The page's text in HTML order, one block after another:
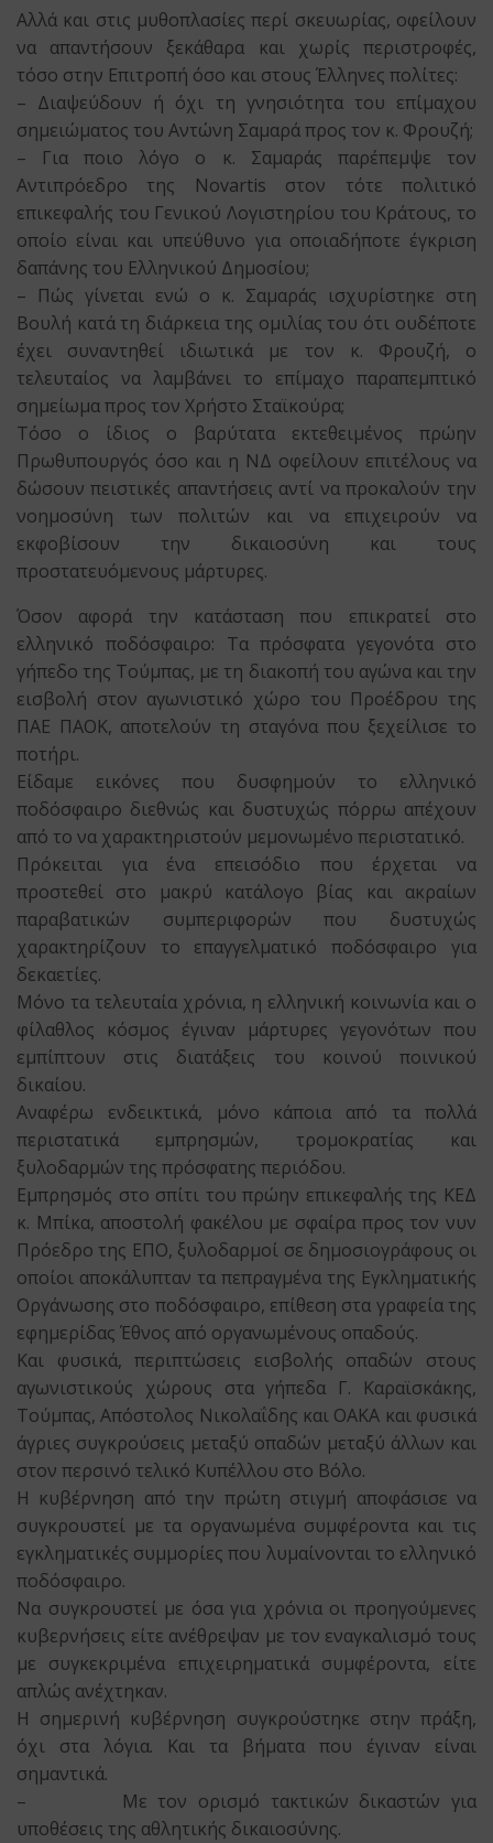
Αλλά και στις μυθοπλασίες περί σκευωρίας, οφείλουν
να απαντήσουν ξεκάθαρα και χωρίς περιστροφές,
τόσο στην Επιτροπή όσο και στους Έλληνες πολίτες:
– Διαψεύδουν ή όχι τη γνησιότητα του επίμαχου
σημειώματος του Αντώνη Σαμαρά προς τον κ. Φρουζή;
– Για ποιο λόγο ο κ. Σαμαράς παρέπεμψε τον
Αντιπρόεδρο της Novartis στον τότε πολιτικό
επικεφαλής του Γενικού Λογιστηρίου του Κράτους, το
οποίο είναι και υπεύθυνο για οποιαδήποτε έγκριση
δαπάνης του Ελληνικού Δημοσίου;
– Πώς γίνεται ενώ ο κ. Σαμαράς ισχυρίστηκε στη
Βουλή κατά τη διάρκεια της ομιλίας του ότι ουδέποτε
έχει συναντηθεί ιδιωτικά με τον κ. Φρουζή, ο
τελευταίος να λαμβάνει το επίμαχο παραπεμπτικό
σημείωμα προς τον Χρήστο Σταϊκούρα;
Τόσο ο ίδιος ο βαρύτατα εκτεθειμένος πρώην
Πρωθυπουργός όσο και η ΝΔ οφείλουν επιτέλους να
δώσουν πειστικές απαντήσεις αντί να προκαλούν την
νοημοσύνη των πολιτών και να επιχειρούν να
εκφοβίσουν την δικαιοσύνη και τους
προστατευόμενους μάρτυρες.
Όσον αφορά την κατάσταση που επικρατεί στο
ελληνικό ποδόσφαιρο: Τα πρόσφατα γεγονότα στο
γήπεδο της Τούμπας, με τη διακοπή του αγώνα και την
εισβολή στον αγωνιστικό χώρο του Προέδρου της
ΠΑΕ ΠΑΟΚ, αποτελούν τη σταγόνα που ξεχείλισε το
ποτήρι.
Είδαμε εικόνες που δυσφημούν το ελληνικό
ποδόσφαιρο διεθνώς και δυστυχώς πόρρω απέχουν
από το να χαρακτηριστούν μεμονωμένο περιστατικό.
Πρόκειται για ένα επεισόδιο που έρχεται να
προστεθεί στο μακρύ κατάλογο βίας και ακραίων
παραβατικών συμπεριφορών που δυστυχώς
χαρακτηρίζουν το επαγγελματικό ποδόσφαιρο για
δεκαετίες.
Μόνο τα τελευταία χρόνια, η ελληνική κοινωνία και ο
φίλαθλος κόσμος έγιναν μάρτυρες γεγονότων που
εμπίπτουν στις διατάξεις του κοινού ποινικού
δικαίου.
Αναφέρω ενδεικτικά, μόνο κάποια από τα πολλά
περιστατικά εμπρησμών, τρομοκρατίας και
ξυλοδαρμών της πρόσφατης περιόδου.
Εμπρησμός στο σπίτι του πρώην επικεφαλής της ΚΕΔ
κ. Μπίκα, αποστολή φακέλου με σφαίρα προς τον νυν
Πρόεδρο της ΕΠΟ, ξυλοδαρμοί σε δημοσιογράφους οι
οποίοι αποκάλυπταν τα πεπραγμένα της Εγκληματικής
Οργάνωσης στο ποδόσφαιρο, επίθεση στα γραφεία της
εφημερίδας Έθνος από οργανωμένους οπαδούς.
Και φυσικά, περιπτώσεις εισβολής οπαδών στους
αγωνιστικούς χώρους στα γήπεδα Γ. Καραϊσκάκης,
Τούμπας, Απόστολος Νικολαΐδης και ΟΑΚΑ και φυσικά
άγριες συγκρούσεις μεταξύ οπαδών μεταξύ άλλων και
στον περσινό τελικό Κυπέλλου στο Βόλο.
Η κυβέρνηση από την πρώτη στιγμή αποφάσισε να
συγκρουστεί με τα οργανωμένα συμφέροντα και τις
εγκληματικές συμμορίες που λυμαίνονται το ελληνικό
ποδόσφαιρο.
Να συγκρουστεί με όσα για χρόνια οι προηγούμενες
κυβερνήσεις είτε ανέθρεψαν με τον εναγκαλισμό τους
με συγκεκριμένα επιχειρηματικά συμφέροντα, είτε
απλώς ανέχτηκαν.
Η σημερινή κυβέρνηση συγκρούστηκε στην πράξη,
όχι στα λόγια. Και τα βήματα που έγιναν είναι
σημαντικά.
– Με τον ορισμό τακτικών δικαστών για
υποθέσεις της αθλητικής δικαιοσύνης.